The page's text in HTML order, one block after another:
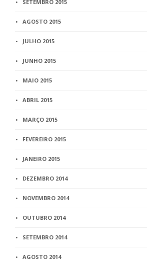
SETEMBRO 2015
AGOSTO 2015
JULHO 2015
JUNHO 2015
MAIO 2015
ABRIL 2015
MARÇO 2015
FEVEREIRO 2015
JANEIRO 2015
DEZEMBRO 2014
NOVEMBRO 2014
OUTUBRO 2014
SETEMBRO 2014
AGOSTO 2014